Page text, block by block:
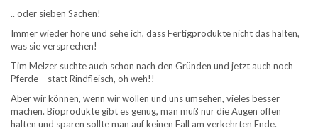
.. oder sieben Sachen!
Immer wieder höre und sehe ich, dass Fertigprodukte nicht das halten,
was sie versprechen!
Tim Melzer suchte auch schon nach den Gründen und jetzt auch noch
Pferde – statt Rindfleisch, oh weh!!
Aber wir können, wenn wir wollen und uns umsehen, vieles besser
machen. Bioprodukte gibt es genug, man muß nur die Augen offen
halten und sparen sollte man auf keinen Fall am verkehrten Ende.